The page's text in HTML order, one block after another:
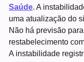
Saúde. A
uma atualização do
Não há previsão
restabelecimento
A instabilidade